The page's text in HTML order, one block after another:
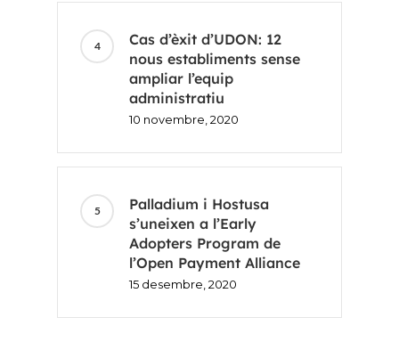
Cas d’èxit d’UDON: 12
nous establiments sense
ampliar l’equip
administratiu
10 novembre, 2020
Palladium i Hostusa
s’uneixen a l’Early
Adopters Program de
l’Open Payment Alliance
15 desembre, 2020